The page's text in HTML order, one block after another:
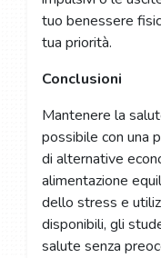
tuo benessere
tua priorità.
Conclusioni
Mantenere la
possibile con una
di alternative
alimentazione
dello stress e
disponibili, gli
salute senza